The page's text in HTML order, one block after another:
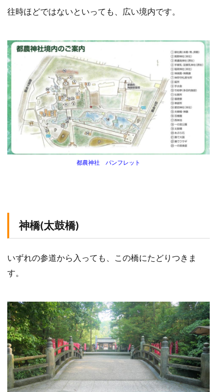
往時ほどではないといっても、広い境内です。
都農神社 パンフレット
神橋(太鼓橋)
いずれの参道から入っても、この橋にたどりつきま
す。